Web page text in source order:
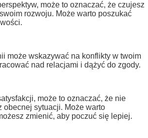
może to oznaczać, że czujesz
rozwoju. Może warto poszukać
może wskazywać na konflikty w twoim
nad relacjami i dążyć do zgody.
może to oznaczać, że nie
obecnej sytuacji. Może warto
zmienić, aby poczuć się lepiej.